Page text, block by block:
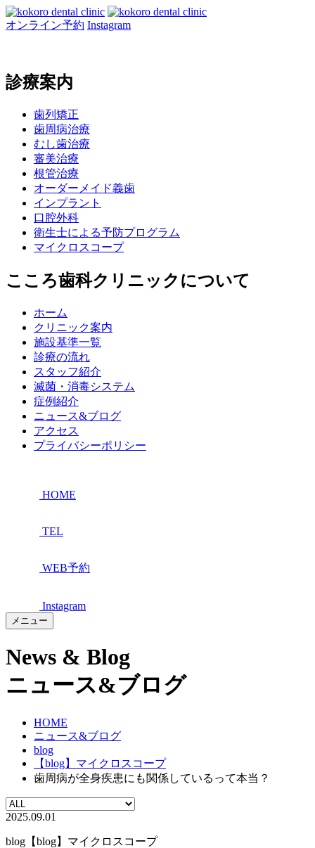
オンライン予約 Instagram
診療案内
歯列矯正
歯周病治療
むし歯治療
審美治療
根管治療
オーダーメイド義歯
インプラント
口腔外科
衛生士による予防プログラム
マイクロスコープ
こころ歯科クリニックについて
ホーム
クリニック案内
施設基準一覧
診療の流れ
スタッフ紹介
滅菌・消毒システム
症例紹介
ニュース&ブログ
アクセス
プライバシーポリシー
HOME
TEL
WEB予約
Instagram
メニュー
News & Blog
ニュース&ブログ
HOME
ニュース&ブログ
blog
【blog】マイクロスコープ
歯周病が全身疾患にも関係しているって本当？
2025.09.01
blog 【blog】マイクロスコープ